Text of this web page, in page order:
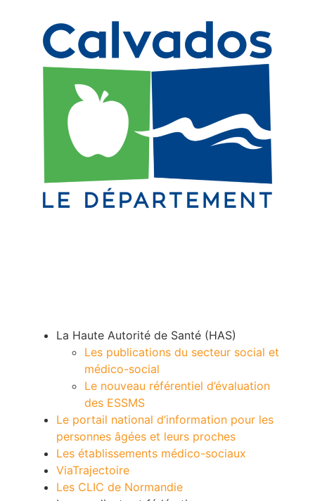
La Haute Autorité de Santé (HAS)
Les publications du secteur social et
médico-social
Le nouveau référentiel d’évaluation
des ESSMS
Le portail national d’information pour les
personnes âgées et leurs proches
Les établissements médico-sociaux
ViaTrajectoire
Les CLIC de Normandie